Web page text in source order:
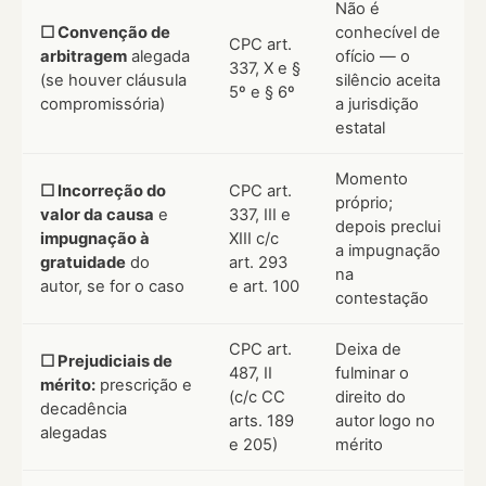
☐ Convenção de
arbitragem alegada
(se houver cláusula
compromissória)
CPC art.
337, X e §
5º e § 6º
Não é
conhecível de
ofício — o
silêncio aceita
a jurisdição
estatal
☐ Incorreção do
valor da causa e
impugnação à
gratuidade do
autor, se for o caso
CPC art.
337, III e
XIII c/c
art. 293
e art. 100
Momento
próprio;
depois preclui
a impugnação
na
contestação
☐ Prejudiciais de
mérito: prescrição e
decadência
alegadas
CPC art.
487, II
(c/c CC
arts. 189
e 205)
Deixa de
fulminar o
direito do
autor logo no
mérito